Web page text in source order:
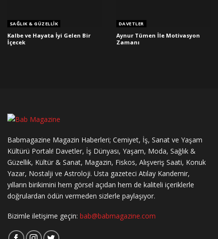
SAĞLIK & GÜZELLIK
Kalbe ve Hayata İyi Gelen Bir
İçecek
DAVETLER
Aynur Tümen İle Motivasyon
Zamanı
Babmagazine Magazin Haberleri; Cemiyet, İş, Sanat ve Yaşam
Kültürü Portalı! Davetler, İş Dünyası, Yaşam, Moda, Sağlık &
Güzellik, Kültür & Sanat, Magazin, Fiskos, Alışveriş Saati, Konuk
Yazar, Nostalji ve Astroloji. Usta gazeteci Atılay Kandemir,
yılların birikimini hem görsel açıdan hem de kaliteli içeriklerle
doğrulardan ödün vermeden sizlerle paylaşıyor.
Bizimle iletişime geçin: bab@babmagazine.com